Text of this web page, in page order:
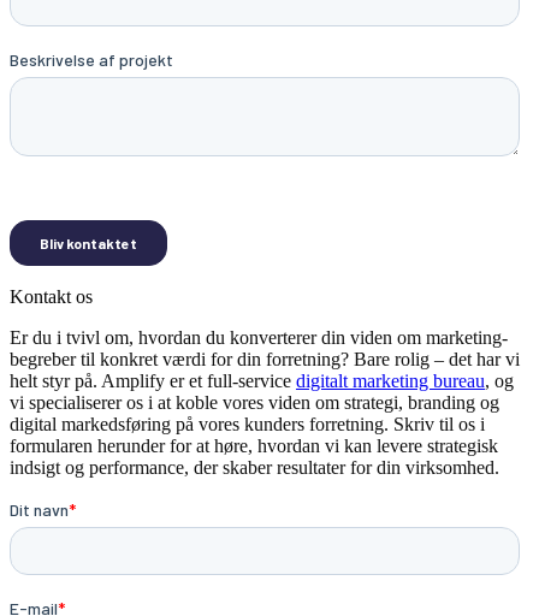
Kontakt os
Er du i tvivl om, hvordan du konverterer din viden om marketing-
begreber til konkret værdi for din forretning? Bare rolig – det har vi
helt styr på. Amplify er et full-service digitalt marketing bureau, og
vi specialiserer os i at koble vores viden om strategi, branding og
digital markedsføring på vores kunders forretning. Skriv til os i
formularen herunder for at høre, hvordan vi kan levere strategisk
indsigt og performance, der skaber resultater for din virksomhed.